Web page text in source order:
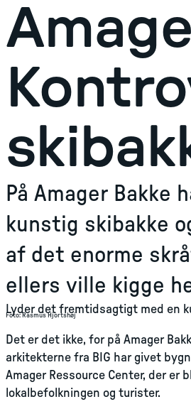
På Amager Bakke
kunstig skibakke
af det enorme
ellers ville kigge
Foto:Rasmus Hjortshøj
Lyder det fremtidsagtigt med en
Det er det ikke, for på Amager
arkitekterne fra BIG har givet
Amager Ressource Center, der
lokalbefolkningen og turister.